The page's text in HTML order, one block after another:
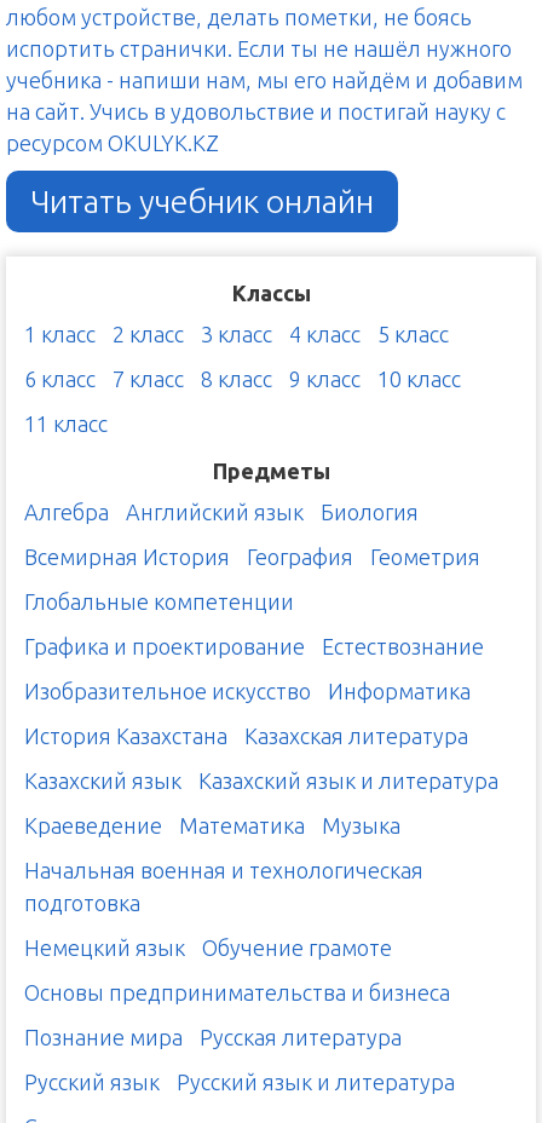
любом устройстве, делать пометки, не боясь
испортить странички. Если ты не нашёл нужного
учебника - напиши нам, мы его найдём и добавим
на сайт. Учись в удовольствие и постигай науку с
ресурсом OKULYK.KZ
Читать учебник онлайн
Классы
1 класс
2 класс 3 класс 4 класс
5 класс
6 класс
7 класс 8 класс 9 класс
10 класс
11 класс
Предметы
Алгебра
Английский язык
Биология
Всемирная История
География
Геометрия
Глобальные компетенции
Графика и проектирование
Естествознание
Изобразительное искусство
Информатика
История Казахстана
Казахская литература
Казахский язык
Казахский язык и литература
Краеведение
Математика
Музыка
Начальная военная и технологическая
подготовка
Немецкий язык
Обучение грамоте
Основы предпринимательства и бизнеса
Познание мира
Русская литература
Русский язык
Русский язык и литература